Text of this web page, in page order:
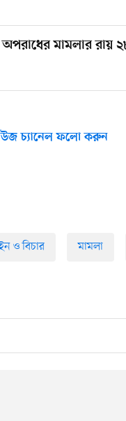
অপরাধের মামলার রায়
চ্যানেল ফলো করুন
ও বিচার মামলা